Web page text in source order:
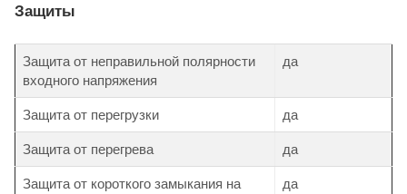
Защиты
Защита от неправильной полярности
входного напряжения
да
Защита от перегрузки да
Защита от перегрева да
Защита от короткого замыкания на
да